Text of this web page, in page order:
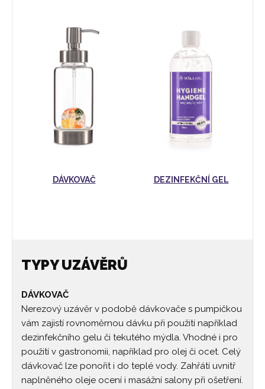
DÁVKOVAČ DEZINFEKČNÍ GEL
TYPY UZÁVĚRŮ
DÁVKOVAČ
Nerezový uzávěr v podobě dávkovače s pumpičkou
vám zajistí rovnoměrnou dávku při použití například
dezinfekčního gelu či tekutého mýdla. Vhodné i pro
použití v gastronomii, například pro olej či ocet. Celý
dávkovač lze ponořit i do teplé vody. Zahřátí uvnitř
naplněného oleje ocení i masážní salony při ošetření.